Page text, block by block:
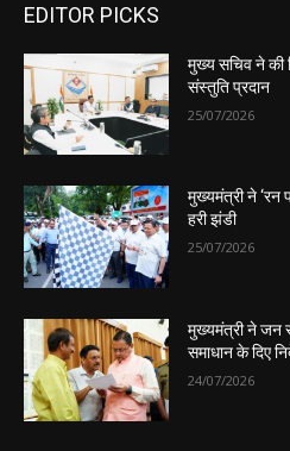
EDITOR PICKS
मुख्य सचिव ने की
संस्तुति प्रदान
25/07/2026
मुख्यमंत्री ने ‘रन
हरी झंडी
25/07/2026
मुख्यमंत्री ने जन
समाधान के दिए
24/07/2026